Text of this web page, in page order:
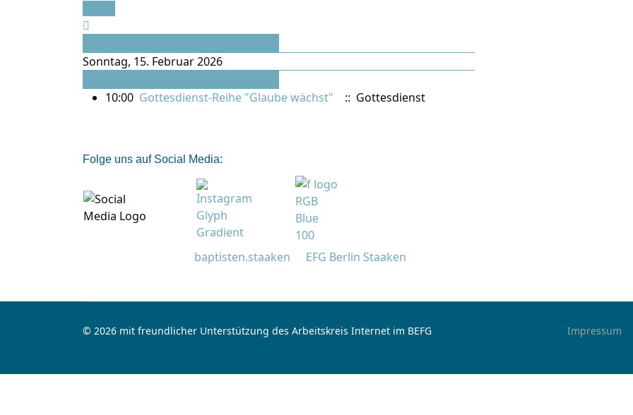
Sonntag, 15. Februar 2026
10:00 Gottesdienst-Reihe "Glaube wächst" :: Gottesdienst
Folge uns auf Social Media:
baptisten.staaken EFG Berlin Staaken
© 2026 mit freundlicher Unterstützung des Arbeitskreis Internet im BEFG Impressum